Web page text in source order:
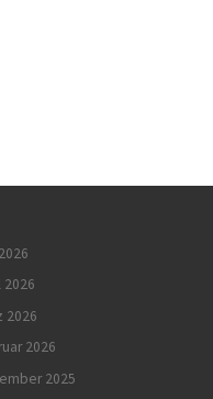
2026
2026
2026
2025